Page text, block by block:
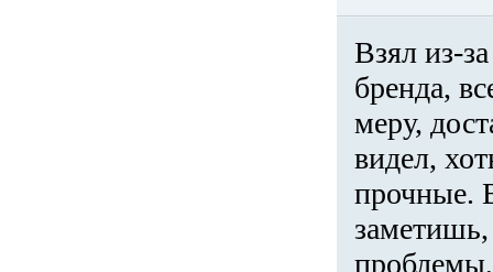
Взял из-
бренда,
меру,
видел,
прочные.
проблемы,